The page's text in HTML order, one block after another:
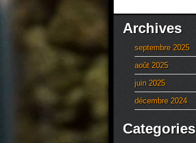
Archives
septembre 2025
août 2025
juin 2025
décembre 2024
Categories